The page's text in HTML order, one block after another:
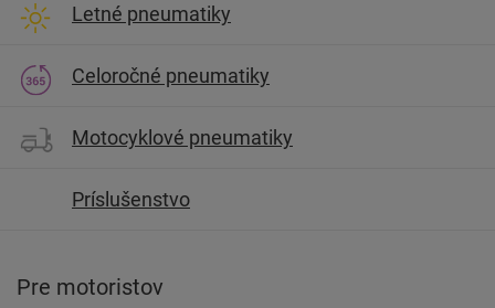
Letné pneumatiky
Celoročné pneumatiky
Motocyklové pneumatiky
Príslušenstvo
Pre motoristov